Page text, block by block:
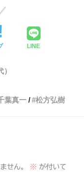
LINE
葉真一 松方弘樹
せん。 ※ が付いて